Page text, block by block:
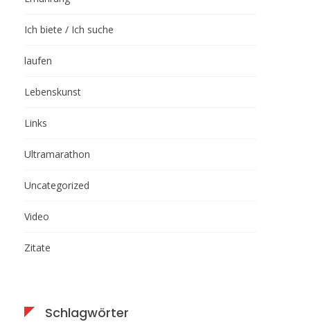
Ich biete / Ich suche
laufen
Lebenskunst
Links
Ultramarathon
Uncategorized
Video
Zitate
Schlagwörter